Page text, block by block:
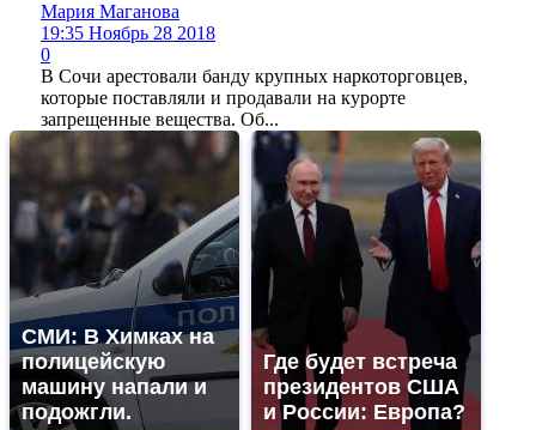
Мария Маганова
19:35 Ноябрь 28 2018
0
В Сочи арестовали банду крупных наркоторговцев,
которые поставляли и продавали на курорте
запрещенные вещества. Об...
СМИ: В Химках на
полицейскую
машину напали и
подожгли.
Где будет встреча
президентов США
и России: Европа?